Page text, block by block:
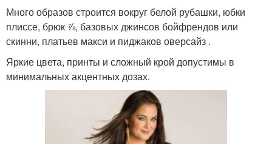
Много образов строится вокруг белой рубашки, юбки
плиссе, брюк ⅞, базовых джинсов бойфрендов или
скинни, платьев макси и пиджаков оверсайз .
Яркие цвета, принты и сложный крой допустимы в
минимальных акцентных дозах.